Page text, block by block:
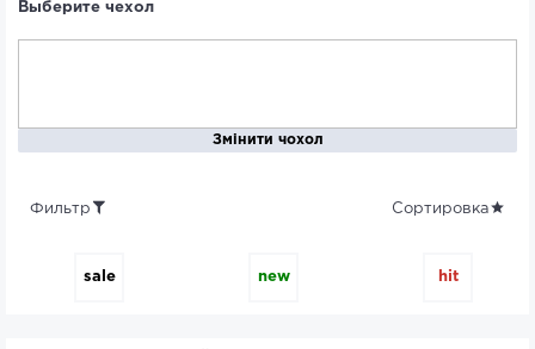
Выберите чехол
Змінити чохол
Фильтр Сортировка
sale new hit